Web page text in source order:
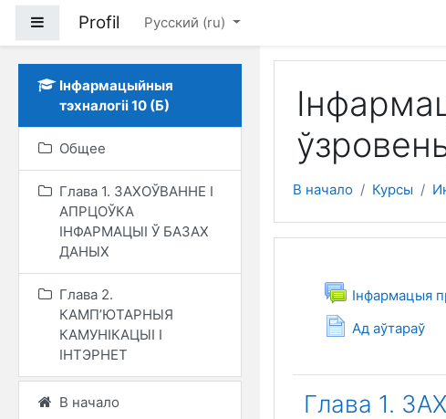
Боковая панель
Profil Русский ‎(ru)‎
Інфармацыйныя
тэхналогіі 10 (Б)
Общее
Глава 1. ЗАХОЎВАННЕ І
АПРЦОЎКА
ІНФАРМАЦЫІ Ў БАЗАХ
ДАНЫХ
Глава 2.
КАМП’ЮТАРНЫЯ
КАМУНІКАЦЫІ І
ІНТЭРНЕТ
В начало
В начало Курсы
ОбщееІнфармацыя
Ад аўтараў
Глава 1.